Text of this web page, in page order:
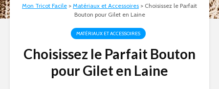
Mon Tricot Facile > Matériaux et Accessoires > Choisissez le Parfait
Bouton pour Gilet en Laine
MATÉRIAUX ET ACCESSOIRES
Choisissez le Parfait Bouton
pour Gilet en Laine